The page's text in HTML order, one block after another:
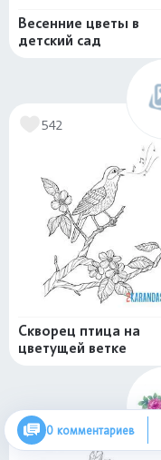
Весенние цветы в
детский сад
542
Скворец птица на
цветущей ветке
339
0 комментариев